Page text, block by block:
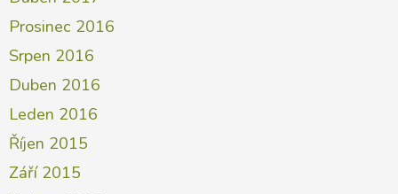
Prosinec 2016
Srpen 2016
Duben 2016
Leden 2016
Říjen 2015
Září 2015